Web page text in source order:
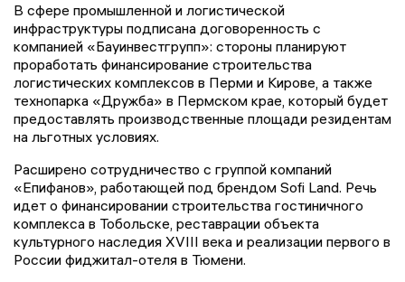
В сфере промышленной и логистической
инфраструктуры подписана договоренность с
компанией «Бауинвестгрупп»: стороны планируют
проработать финансирование строительства
логистических комплексов в Перми и Кирове, а также
технопарка «Дружба» в Пермском крае, который будет
предоставлять производственные площади резидентам
на льготных условиях.
Расширено сотрудничество с группой компаний
«Епифанов», работающей под брендом Sofi Land. Речь
идет о финансировании строительства гостиничного
комплекса в Тобольске, реставрации объекта
культурного наследия XVIII века и реализации первого в
России фиджитал-отеля в Тюмени.